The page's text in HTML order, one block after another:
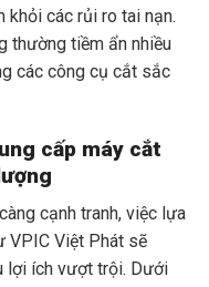
khỏi các rủi ro tai nạn.
thường tiềm ẩn nhiều
các công cụ cắt sắc
cấp máy cắt
cạnh tranh, việc lựa
VPIC Việt Phát sẽ
lợi ích vượt trội. Dưới